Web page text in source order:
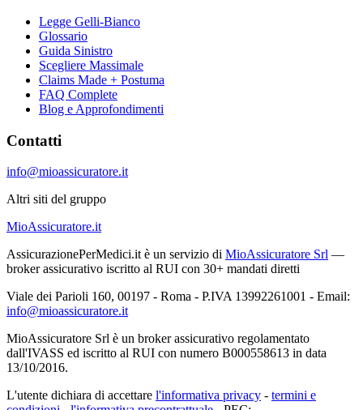
Legge Gelli-Bianco
Glossario
Guida Sinistro
Scegliere Massimale
Claims Made + Postuma
FAQ Complete
Blog e Approfondimenti
Contatti
info@mioassicuratore.it
Altri siti del gruppo
MioAssicuratore.it
AssicurazionePerMedici.it è un servizio di MioAssicuratore Srl —
broker assicurativo iscritto al RUI con 30+ mandati diretti
Viale dei Parioli 160, 00197 - Roma - P.IVA 13992261001 - Email:
info@mioassicuratore.it
MioAssicuratore Srl è un broker assicurativo regolamentato
dall'IVASS ed iscritto al RUI con numero B000558613 in data
13/10/2016.
L'utente dichiara di accettare l'informativa privacy - termini e